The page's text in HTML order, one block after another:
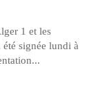
1 et les
signée lundi à